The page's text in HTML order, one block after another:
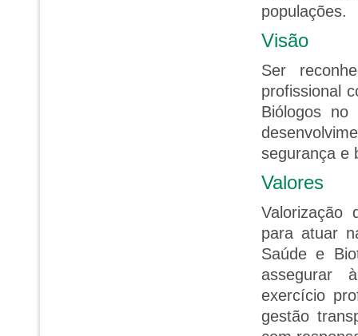
populações.
Visão
Ser
profissional
Biólogos no
segurança e
Valores
Valorização
para atuar
Saúde e
assegurar
exercício
gestão